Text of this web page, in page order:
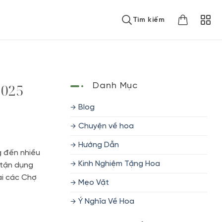
Tìm kiếm
đến nhiều
dụng
các Chợ
Danh Mục
Blog
Chuyện về hoa
Hướng Dẫn
Kinh Nghiệm Tặng Hoa
Mẹo Vặt
Ý Nghĩa Về Hoa